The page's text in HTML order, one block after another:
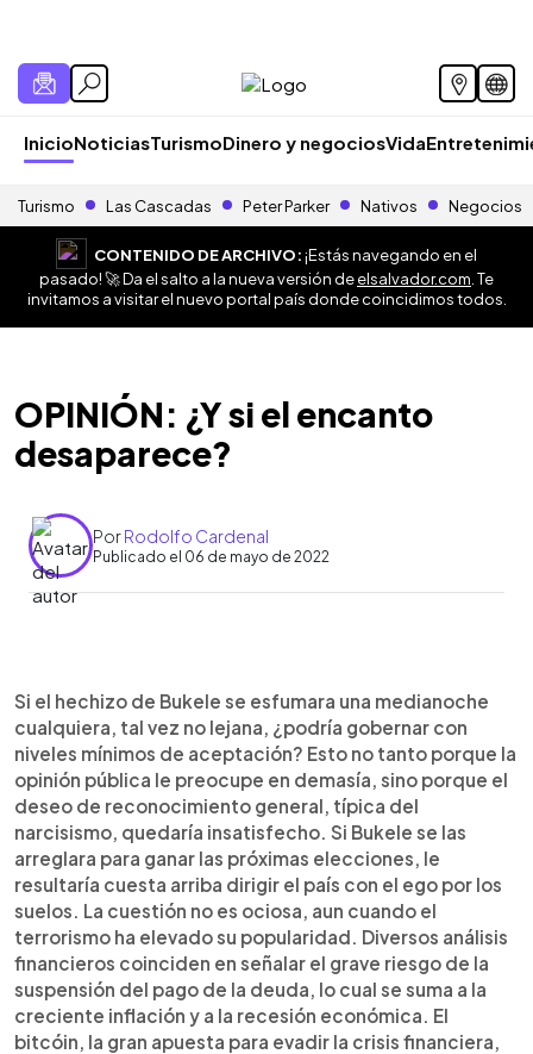
InicioNoticiasTurismoDinero y negociosVida
Turismo Las Cascadas Peter Parker Nativos Negocios
CONTENIDO DE ARCHIVO:¡Estás navegando en el
pasado! 🚀 Da el salto a la nueva versión deelsalvador.com . Te
invitamos a visitar el nuevo portal país donde coincidimos todos.
OPINIÓN: ¿Y si el encanto
desaparece?
PorRodolfo Cardenal
Publicado el 06 de mayo de 2022
Escuchar artículo
Si el hechizo de Bukele se esfumara una medianoche
cualquiera, tal vez no lejana, ¿podría gobernar con
niveles mínimos de aceptación? Esto no tanto porque la
opinión pública le preocupe en demasía, sino porque el
deseo de reconocimiento general, típica del
narcisismo, quedaría insatisfecho. Si Bukele se las
arreglara para ganar las próximas elecciones, le
resultaría cuesta arriba dirigir el país con el ego por los
suelos. La cuestión no es ociosa, aun cuando el
terrorismo ha elevado su popularidad. Diversos análisis
financieros coinciden en señalar el grave riesgo de la
suspensión del pago de la deuda, lo cual se suma a la
creciente inflación y a la recesión económica. El
bitcóin, la gran apuesta para evadir la crisis financiera,